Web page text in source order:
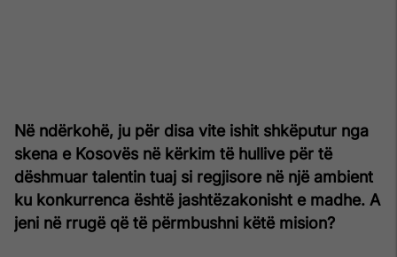
Në ndërkohë, ju për disa vite ishit shkëputur nga
skena e Kosovës në kërkim të hullive për të
dëshmuar talentin tuaj si regjisore në një ambient
ku konkurrenca është jashtëzakonisht e madhe. A
jeni në rrugë që të përmbushni këtë mision?